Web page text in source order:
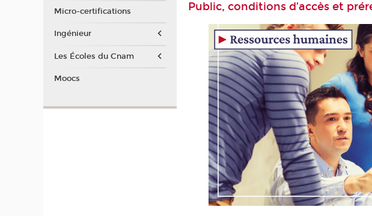
Public, conditions d’accès et
Micro-certifications
Ingénieur
Les Écoles du Cnam
Moocs